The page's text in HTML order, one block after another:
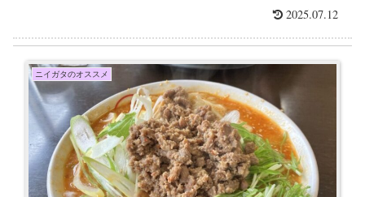
2025.07.12
ニイガタのオススメ